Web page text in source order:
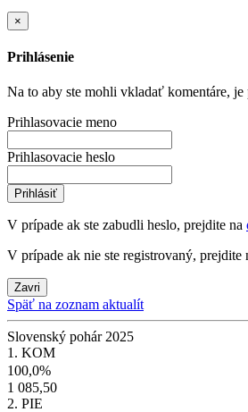
×
Prihlásenie
Na to aby ste mohli vkladať komentáre, je
Prihlasovacie meno
Prihlasovacie heslo
Prihlásiť
V prípade ak ste zabudli heslo, prejdite na
V prípade ak nie ste registrovaný, prejdite
Zavri
Späť na zoznam aktualít
Slovenský pohár 2025
1. KOM
100,0%
1 085,50
2. PIE